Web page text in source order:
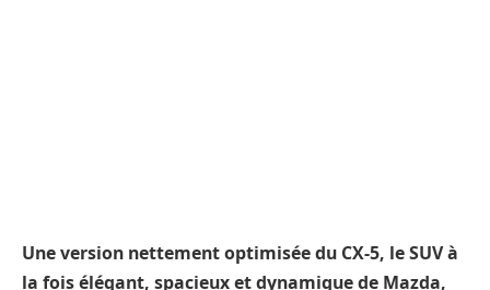
Une version nettement optimisée du CX-5, le SUV à
la fois élégant, spacieux et dynamique de Mazda,